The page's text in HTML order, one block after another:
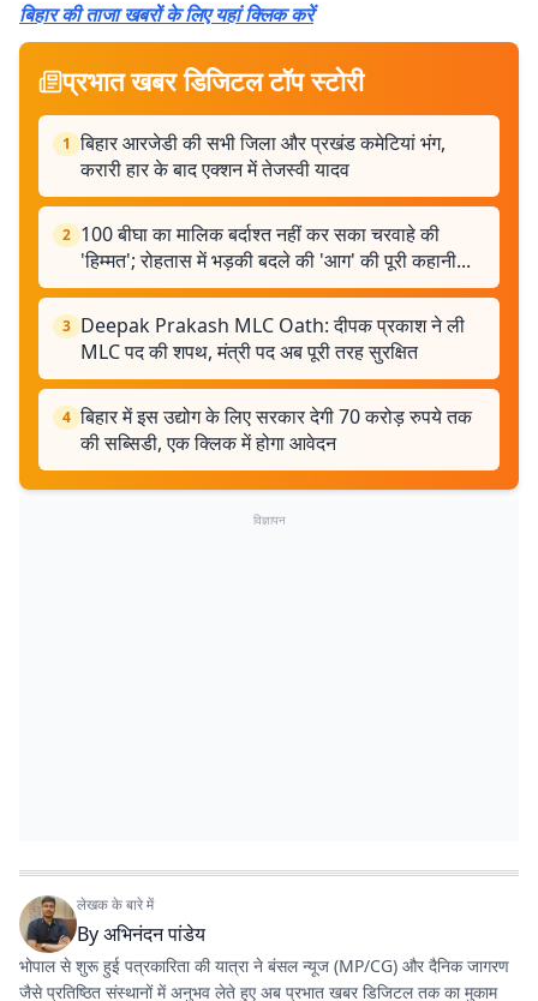
बिहार की ताजा खबरों के लिए यहां क्लिक करें
प्रभात खबर डिजिटल टॉप स्टोरी
1 बिहार आरजेडी की सभी जिला और प्रखंड कमेटियां भंग,
करारी हार के बाद एक्शन में तेजस्वी यादव
2 100 बीघा का मालिक बर्दाश्त नहीं कर सका चरवाहे की
'हिम्मत'; रोहतास में भड़की बदले की 'आग' की पूरी कहानी...
3 Deepak Prakash MLC Oath: दीपक प्रकाश ने ली
MLC पद की शपथ, मंत्री पद अब पूरी तरह सुरक्षित
4 बिहार में इस उद्योग के लिए सरकार देगी 70 करोड़ रुपये तक
की सब्सिडी, एक क्लिक में होगा आवेदन
विज्ञापन
लेखक के बारे में
Byअभिनंदन पांडेय
भोपाल से शुरू हुई पत्रकारिता की यात्रा ने बंसल न्यूज (MP/CG) और दैनिक जागरण
जैसे प्रतिष्ठित संस्थानों में अनुभव लेते हुए अब प्रभात खबर डिजिटल तक का मुकाम